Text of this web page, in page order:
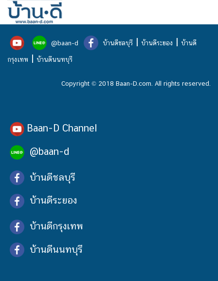
@baan-d บ้านดีชลบุรี | บ้านดีระยอง | บ้านดี
กรุงเทพ | บ้านดีนนทบุรี
Copyright © 2018 Baan-D.com. All rights reserved.
Baan-D Channel
@baan-d
บ้านดีชลบุรี
บ้านดีระยอง
บ้านดีกรุงเทพ
บ้านดีนนทบุรี